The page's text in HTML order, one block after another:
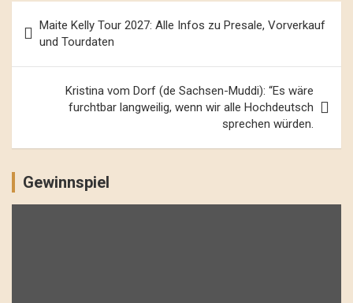
Navigation
Maite Kelly Tour 2027: Alle Infos zu Presale, Vorverkauf
und Tourdaten
Kristina vom Dorf (de Sachsen-Muddi): “Es wäre
furchtbar langweilig, wenn wir alle Hochdeutsch
sprechen würden.
Gewinnspiel